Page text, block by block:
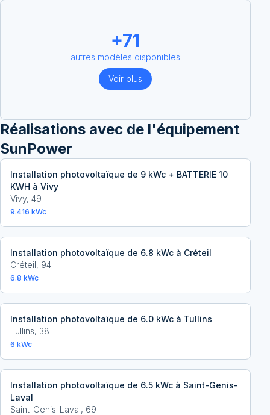
+71
autres modèles disponibles
Voir plus
Réalisations avec de l'équipement
SunPower
Installation photovoltaïque de 9 kWc + BATTERIE 10
KWH à Vivy
Vivy, 49
9.416 kWc
Installation photovoltaïque de 6.8 kWc à Créteil
Créteil, 94
6.8 kWc
Installation photovoltaïque de 6.0 kWc à Tullins
Tullins, 38
6 kWc
Installation photovoltaïque de 6.5 kWc à Saint-Genis-
Laval
Saint-Genis-Laval, 69